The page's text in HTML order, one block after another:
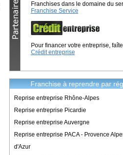
Franchises dans le domaine du
Franchise Service
Pour financer votre entreprise,
Crédit entreprise
Franchise à reprendre par
Reprise entreprise Rhône-Alpes
Reprise entreprise Picardie
Reprise entreprise Auvergne
Reprise entreprise PACA - Provence
d'Azur